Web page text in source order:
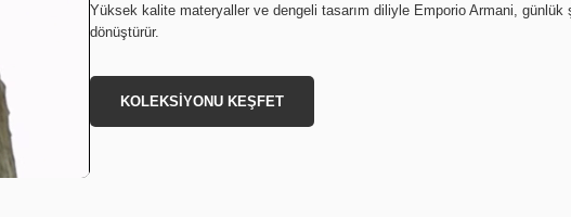
Yüksek kalite materyaller ve dengeli tasarım diliyle Emporio Armani, günlük
dönüştürür.
KOLEKSİYONU KEŞFET